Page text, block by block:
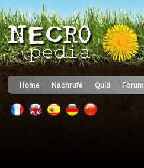
Home Nachrufe Quid Forum